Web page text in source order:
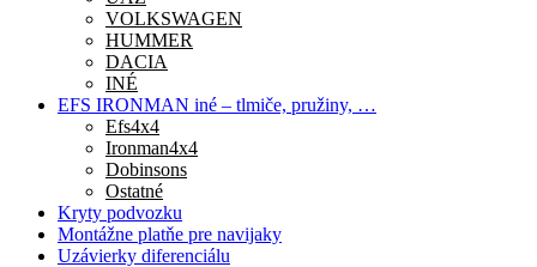
VOLKSWAGEN
HUMMER
DACIA
INÉ
EFS IRONMAN iné – tlmiče, pružiny, …
Efs4x4
Ironman4x4
Dobinsons
Ostatné
Kryty podvozku
Montážne platňe pre navijaky
Uzávierky diferenciálu